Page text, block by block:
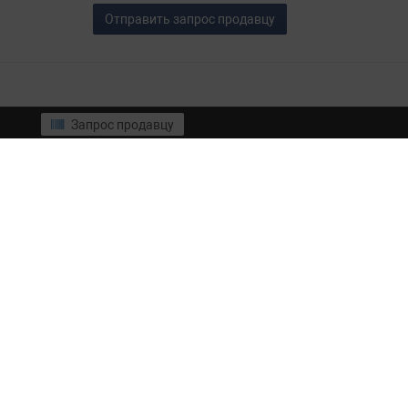
Отправить запрос продавцу
Запрос продавцу